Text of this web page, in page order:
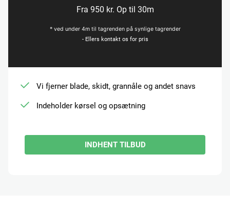
Fra 950 kr. Op til 30m
* ved under 4m til tagrenden på synlige tagrender
- Ellers kontakt os for pris
Vi fjerner blade, skidt, grannåle og andet snavs
Indeholder kørsel og opsætning
INDHENT TILBUD